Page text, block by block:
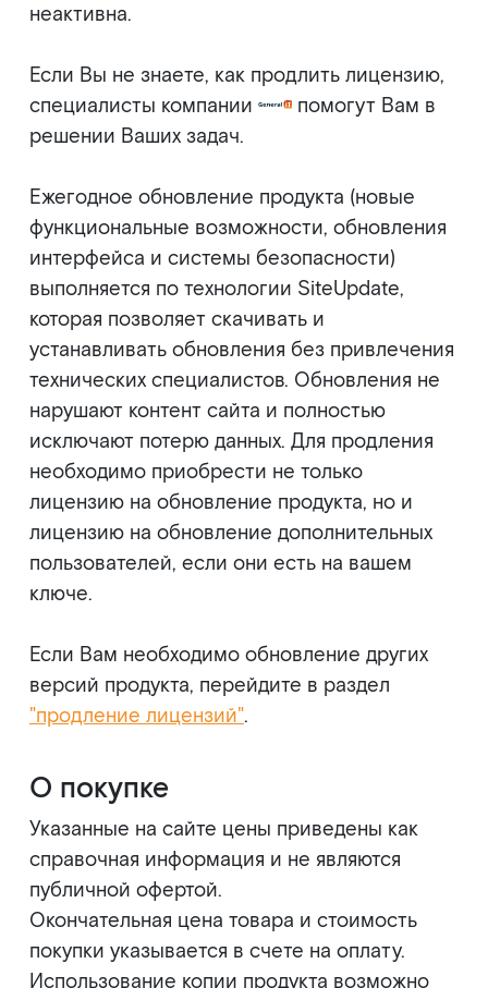
неактивна.
Если Вы не знаете, как продлить лицензию,
специалисты компании
помогут Вам в
решении Ваших задач.
Ежегодное обновление продукта (новые
функциональные возможности, обновления
интерфейса и системы безопасности)
выполняется по технологии SiteUpdate,
которая позволяет скачивать и
устанавливать обновления без привлечения
технических специалистов. Обновления не
нарушают контент сайта и полностью
исключают потерю данных. Для продления
необходимо приобрести не только
лицензию на обновление продукта, но и
лицензию на обновление дополнительных
пользователей, если они есть на вашем
ключе.
Если Вам необходимо обновление других
версий продукта, перейдите в раздел
"продление лицензий".
О покупке
Указанные на сайте цены приведены как
справочная информация и не являются
публичной офертой.
Окончательная цена товара и стоимость
покупки указывается в счете на оплату.
Использование копии продукта возможно